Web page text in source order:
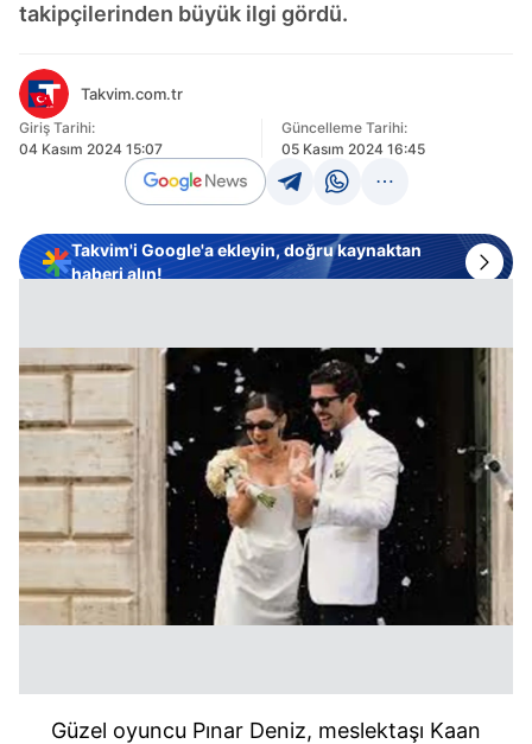
takipçilerinden büyük ilgi gördü.
Takvim.com.tr
Giriş Tarihi:
04 Kasım 2024 15:07
Güncelleme Tarihi:
05 Kasım 2024 16:45
Takvim'i Google'a ekleyin, doğru kaynaktan
haberi alın!
Güzel oyuncu Pınar Deniz, meslektaşı Kaan